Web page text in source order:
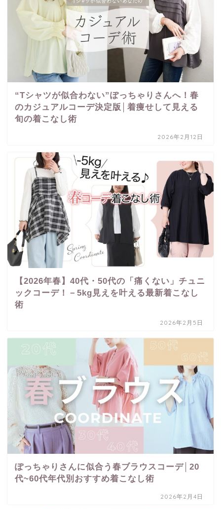
“Tシャツが似合わない”ぽっちゃりさんへ！春
のカジュアルコーデ決定版│着痩せして見える
旬の着こなし術
2026年2月12日
【2026年春】40代・50代の「痛くない」チュニ
ックコーデ！－5kg見えを叶える最新着こなし
術
2026年2月5日
ぽっちゃりさんに似合う春ブラウスコーデ│20
代~60代年代別おすすめ着こなし術
2026年2月4日